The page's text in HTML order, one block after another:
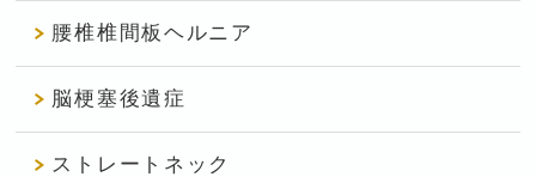
腰椎椎間板ヘルニア
脳梗塞後遺症
ストレートネック